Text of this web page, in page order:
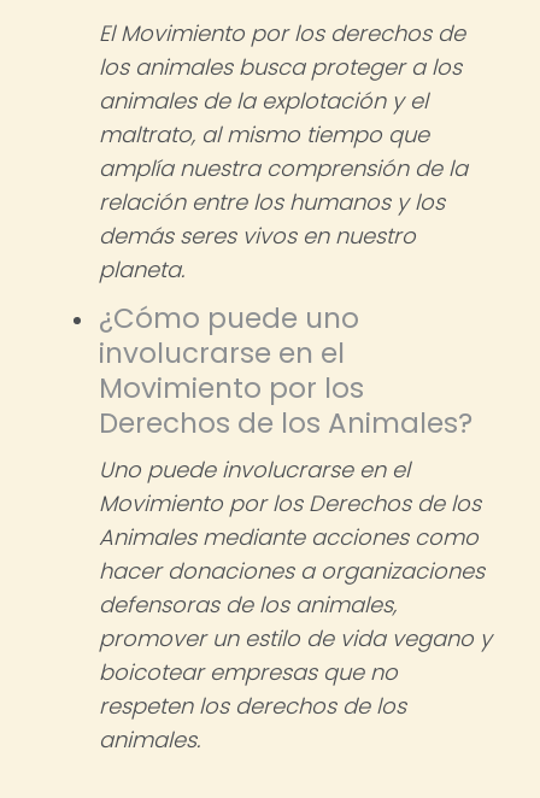
El Movimiento por los derechos de
los animales busca proteger a los
animales de la explotación y el
maltrato, al mismo tiempo que
amplía nuestra comprensión de la
relación entre los humanos y los
demás seres vivos en nuestro
planeta.
¿Cómo puede uno
involucrarse en el
Movimiento por los
Derechos de los Animales?
Uno puede involucrarse en el
Movimiento por los Derechos de los
Animales mediante acciones como
hacer donaciones a organizaciones
defensoras de los animales,
promover un estilo de vida vegano y
boicotear empresas que no
respeten los derechos de los
animales.